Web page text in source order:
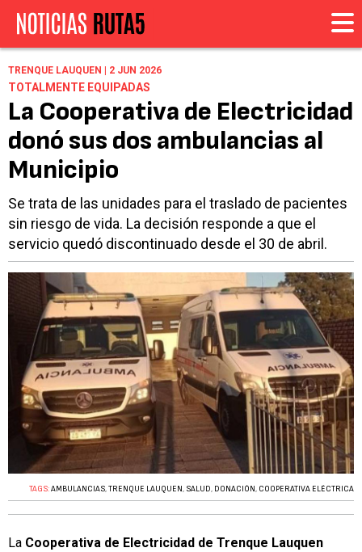
TRENQUE LAUQUEN | 2 JUN 2026
TOTALMENTE EQUIPADAS
La Cooperativa de Electricidad
donó sus dos ambulancias al
Municipio
Se trata de las unidades para el traslado de pacientes
sin riesgo de vida. La decisión responde a que el
servicio quedó discontinuado desde el 30 de abril.
TAGS:AMBULANCIAS,TRENQUE LAUQUEN, SALUD, DONACIÓN, COOPERATIVA ELÉCTRICA
La Cooperativa de Electricidad de Trenque Lauquen